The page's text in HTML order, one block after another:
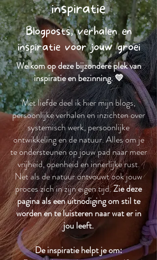
inspiratie
Blogposts, verhalen en
inspiratie voor jouw groei
Welkom op deze bijzondere plek van
inspiratie en bezinning. 💛
Met liefde deel ik hier mijn blogs,
persoonlijke verhalen en inzichten over
systemisch werk, persoonlijke
ontwikkeling en de natuur. Alles om je
te ondersteunen op jouw pad naar meer
vrijheid, openheid en innerlijke rust.
Net als de natuur ontvouwt ook jouw
proces zich in zijn eigen tijd.Zie deze
pagina als een uitnodiging om stil te
worden en te luisteren naar wat er in
jou leeft.
De inspiratie helpt je om: